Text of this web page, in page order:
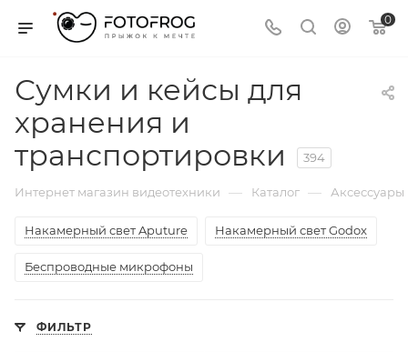
0
Сумки и кейсы для
хранения и
транспортировки
394
Интернет магазин видеотехники — Каталог — Аксессуары
Накамерный свет Aputure Накамерный свет Godox
Беспроводные микрофоны
ФИЛЬТР